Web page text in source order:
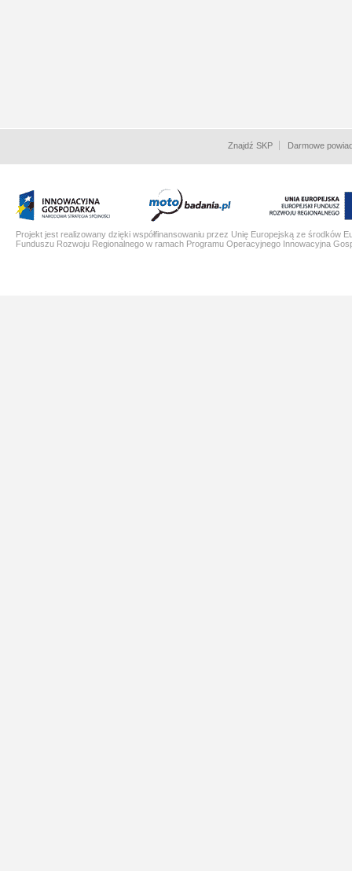
Znajdź SKP Darmowe
Projekt jest realizowany dzięki współfinansowaniu przez Unię Europejską ze środków
Funduszu Rozwoju Regionalnego w ramach Programu Operacyjnego Innowacyjna